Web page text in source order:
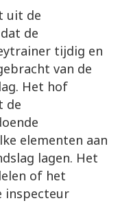
uit de
de
tijdig en
van de
Het hof
de
elementen aan
lagen. Het
of het
inspecteur